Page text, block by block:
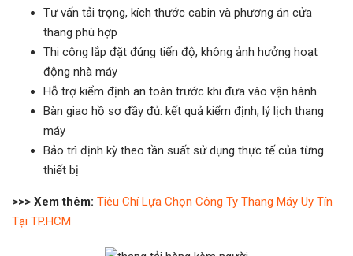
Tư vấn tải trọng, kích thước cabin và phương án cửa
thang phù hợp
Thi công lắp đặt đúng tiến độ, không ảnh hưởng hoạt
động nhà máy
Hỗ trợ kiểm định an toàn trước khi đưa vào vận hành
Bàn giao hồ sơ đầy đủ: kết quả kiểm định, lý lịch thang
máy
Bảo trì định kỳ theo tần suất sử dụng thực tế của từng
thiết bị
>>> Xem thêm: Tiêu Chí Lựa Chọn Công Ty Thang Máy Uy Tín
Tại TP.HCM